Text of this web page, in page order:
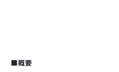
■概要